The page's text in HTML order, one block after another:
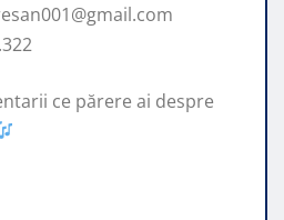
ce părere ai despre